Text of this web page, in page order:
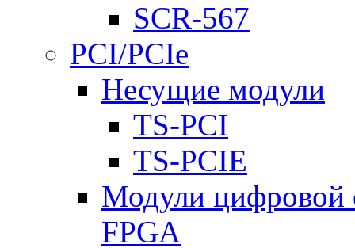
SCR-567
PCI/PCIe
Несущие модули
TS-PCI
TS-PCIE
Модули цифровой
FPGA